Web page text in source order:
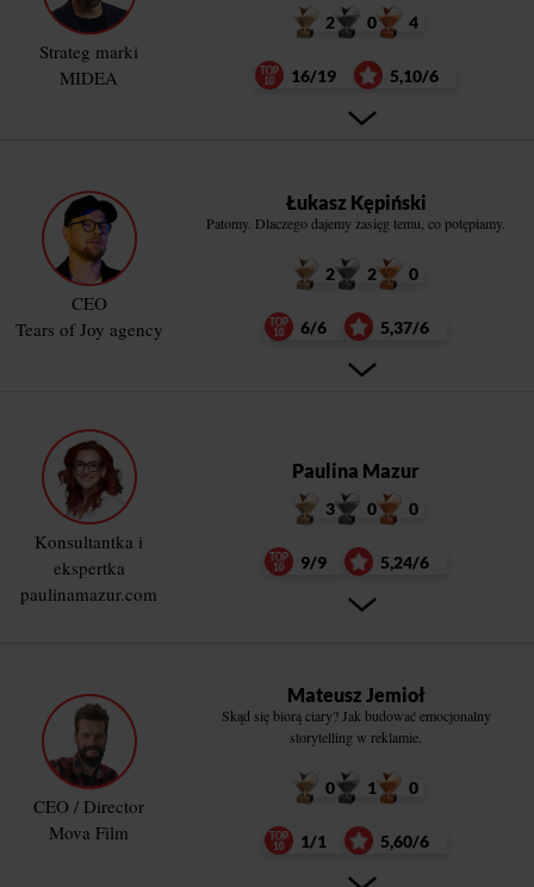
Strateg marki
MIDEA
2 0 4
16/19 5,10/6
CEO
Tears of Joy agency
Łukasz Kępiński
Patomy. Dlaczego dajemy zasięg temu, co potępiamy.
2 2 0
6/6 5,37/6
Konsultantka i
ekspertka
paulinamazur.com
Paulina Mazur
3 0 0
9/9 5,24/6
CEO / Director
Mova Film
Mateusz Jemioł
Skąd się biorą ciary? Jak budować emocjonalny
storytelling w reklamie.
0 1 0
1/1 5,60/6